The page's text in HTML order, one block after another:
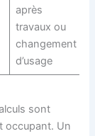
après
travaux ou
changement
d’usage
sont
occupant. Un